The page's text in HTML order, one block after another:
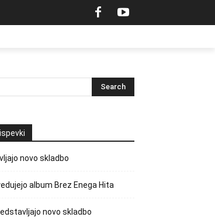
novo skladbo
album Brez Enega Hita
novo skladbo